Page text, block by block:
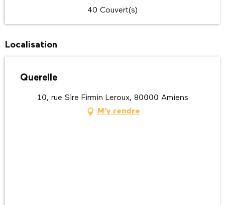
40 Couvert(s)
Localisation
Querelle
10, rue Sire Firmin Leroux, 80000 Amiens
M'y rendre